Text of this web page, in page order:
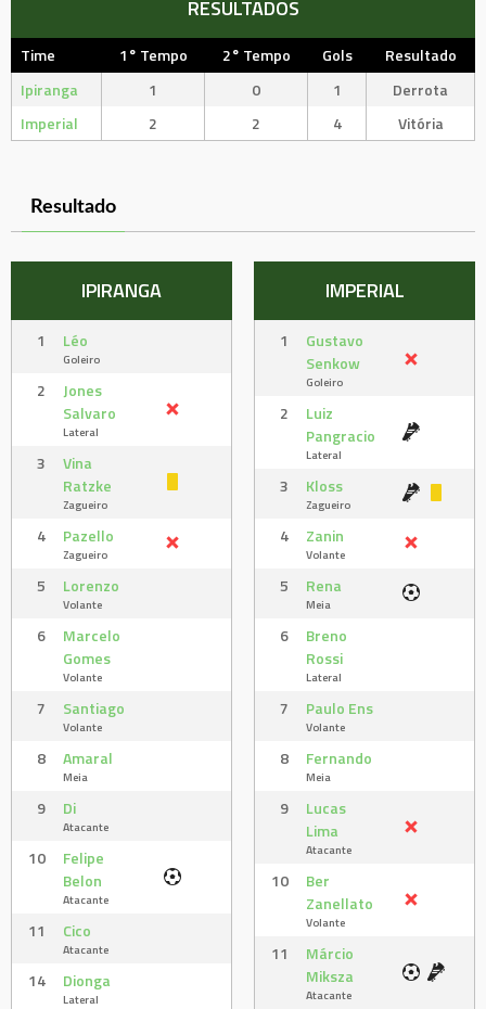
RESULTADOS
Time 1° Tempo 2° Tempo Gols
Resultado
Ipiranga
1 0 1
Derrota
Imperial
2 2 4 Vitória
Resultado
IPIRANGA
1 Léo
Goleiro
2
Jones
Salvaro
Lateral
3
Vina
Ratzke
Zagueiro
4 Pazello
Zagueiro
5 Lorenzo
Volante
6
Marcelo
Gomes
Volante
7 Santiago
Volante
8 Amaral
Meia
9 Di
Atacante
10
Felipe
Belon
Atacante
11 Cico
Atacante
14 Dionga
Lateral
IMPERIAL
1
Gustavo
Senkow
Goleiro
2
Luiz
Pangracio
Lateral
3 Kloss
Zagueiro
4 Zanin
Volante
5 Rena
Meia
6
Breno
Rossi
Lateral
7 Paulo Ens
Volante
8 Fernando
Meia
9
Lucas
Lima
Atacante
10
Ber
Zanellato
Volante
11
Márcio
Miksza
Atacante